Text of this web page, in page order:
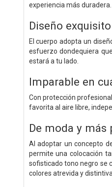
experiencia más duradera.
Diseño
El cuerpo adopta un
esfuerzo dondequiera
estará a tu lado.
Imparable en
Con protección
favorita al aire libre,
De moda y más
Al adoptar un concepto
permite una colocación
sofisticado tono negro se
colores atrevida y